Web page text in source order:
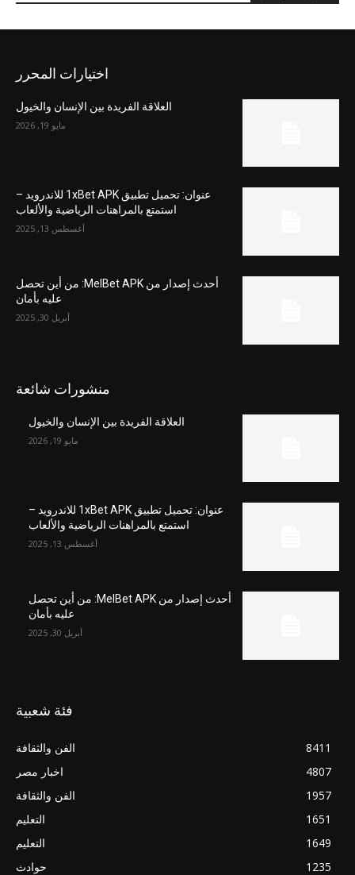
اختيارات المحرر
العلاقة الفريدة بين الإنسان والخيول
مايو 19, 2026
عنوان: تحميل تطبيق 1xBet APK للاندرويد –
استمتع بالمراهنات الرياضية والألعاب
أغسطس 13, 2025
أحدث إصدار من MelBet APK: من أين تحصل
عليه بأمان
أبريل 30, 2025
منشورات شائعة
العلاقة الفريدة بين الإنسان والخيول
مايو 19, 2026
عنوان: تحميل تطبيق 1xBet APK للاندرويد –
استمتع بالمراهنات الرياضية والألعاب
أغسطس 13, 2025
أحدث إصدار من MelBet APK: من أين تحصل
عليه بأمان
أبريل 30, 2025
فئة شعبية
الفن والثقافة
8411
اخبار مصر
4807
الفن والثقافة
1957
التعليم
1651
التعليم
1649
حوادث
1235